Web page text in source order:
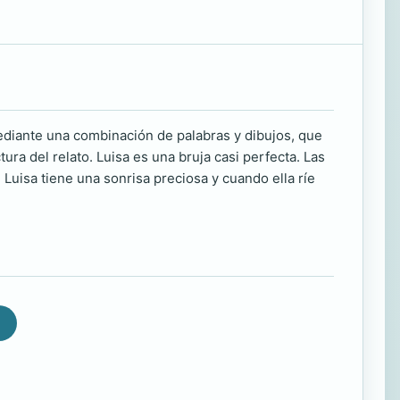
una combinación de palabras y dibujos, que
del relato. Luisa es una bruja casi perfecta. Las
tiene una sonrisa preciosa y cuando ella ríe